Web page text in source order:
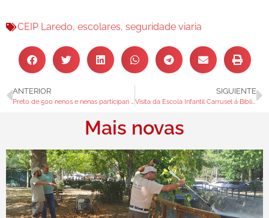
CEIP Laredo, escolares, seguridade viaria
ANTERIOR
Preto de 500 nenos e nenas participan nos campamentos de Conciliación de Verán
SIGUIENTE
Visita da Escola Infantil Carrusel á Biblioteca de Redondela
Mais novas